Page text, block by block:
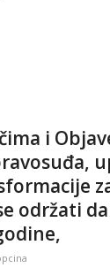
i
održati